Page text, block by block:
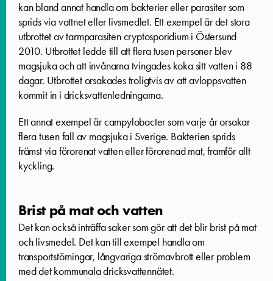
kan bland annat handla om bakterier eller parasiter som
sprids via vattnet eller livsmedlet. Ett exempel är det stora
utbrottet av tarmparasiten cryptosporidium i Östersund
2010. Utbrottet ledde till att flera tusen personer blev
magsjuka och att invånarna tvingades koka sitt vatten i 88
dagar. Utbrottet orsakades troligtvis av att avloppsvatten
kommit in i dricksvattenledningarna.
Ett annat exempel är campylobacter som varje år orsakar
flera tusen fall av magsjuka i Sverige. Bakterien sprids
främst via förorenat vatten eller förorenad mat, framför allt
kyckling.
Brist på mat och vatten
Det kan också inträffa saker som gör att det blir brist på mat
och livsmedel. Det kan till exempel handla om
transportstörningar, långvariga strömavbrott eller problem
med det kommunala dricksvattennätet.